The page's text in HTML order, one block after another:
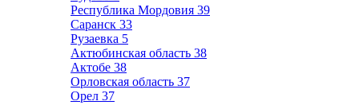
Республика Мордовия 39
Саранск 33
Рузаевка 5
Актюбинская область 38
Актобе 38
Орловская область 37
Орел 37